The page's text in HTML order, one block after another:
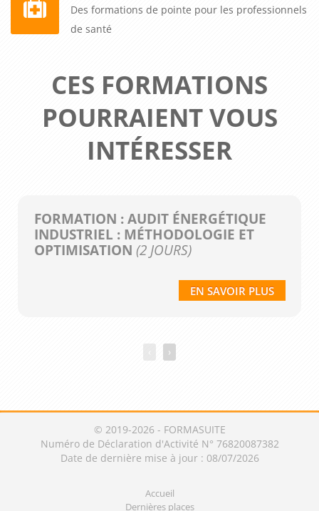
Des formations de pointe pour les professionnels
de santé
CES FORMATIONS
POURRAIENT VOUS
INTÉRESSER
FORMATION : AUDIT ÉNERGÉTIQUE
INDUSTRIEL : MÉTHODOLOGIE ET
OPTIMISATION (2 JOURS)
EN SAVOIR PLUS
›
© 2019-2026 - FORMASUITE
Numéro de Déclaration d'Activité N° 76820087382
Date de dernière mise à jour : 08/07/2026
Accueil
Dernières places